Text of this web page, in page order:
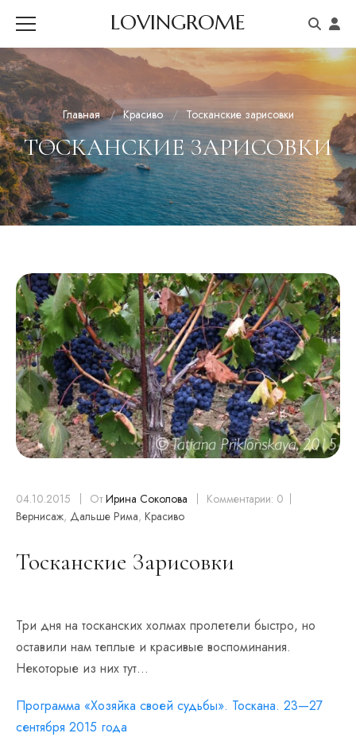
LOVINGROME
Главная Красиво Тосканские зарисовки
ТОСКАНСКИЕ ЗАРИСОВКИ
04.10.2015 ОтИрина Соколова
Комментарии: 0
Вернисаж, Дальше Рима, Красиво
Тосканские Зарисовки
Три дня на тосканских холмах пролетели быстро, но
оставили нам теплые и красивые воспоминания.
Некоторые из них тут…
Программа «Хозяйка своей судьбы». Тоскана. 23—27
сентября 2015 года